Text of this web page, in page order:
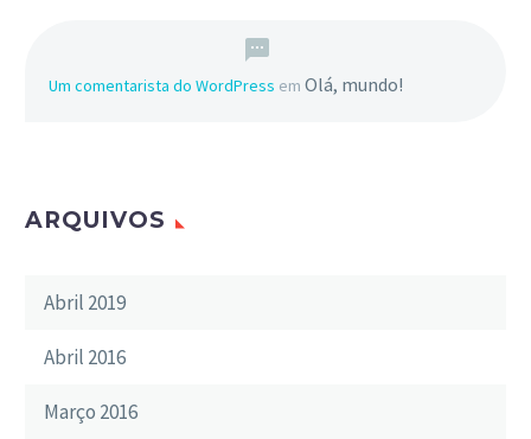
Um comentarista do WordPress em Olá, mundo!
ARQUIVOS
Abril 2019
Abril 2016
Março 2016